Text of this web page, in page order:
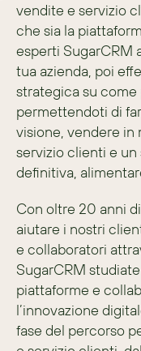
vendite e servizio
che sia la
esperti SugarCRM
tua azienda, poi
strategica su come
permettendoti di
visione, vendere in
servizio clienti e
definitiva,
Con oltre 20 anni
aiutare i nostri
e collaboratori
SugarCRM
piattaforme e
l’innovazione
fase del percorso